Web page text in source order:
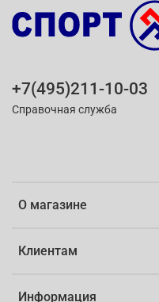
О магазине
Клиентам
Информация
+7(495)211-10-03
Справочная служба